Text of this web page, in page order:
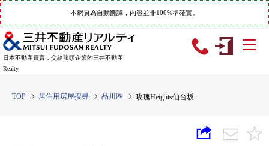
本網頁為自動翻譯，內容並非100%準確實。
日本不動產買賣，交給龍頭企業的三井不動產
Realty
TOP 居住用房屋搜尋 品川區 玫瑰Heights仙台坂